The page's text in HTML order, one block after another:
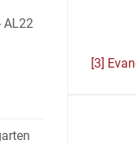
AL22
[3]